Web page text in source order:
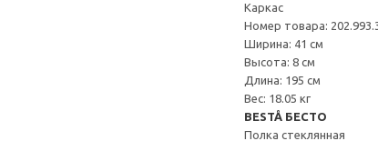
Каркас
Номер товара:
Ширина: 41 см
Высота: 8 см
Длина: 195 см
Вес: 18.05 кг
BESTÅ БЕСТО
Полка стеклянная